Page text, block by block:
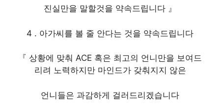
진실만을 말할것을 약속드립니다 』
4 . 아가씨를 볼 줄 안다는 것을 약속드립니다
『 상황에 맞춰 ACE 혹은 최고의 언니만을 보여드
리려 노력하지만 마인드가 갖춰지지 않은
언니들은 과감하게 걸러드리겠습니다